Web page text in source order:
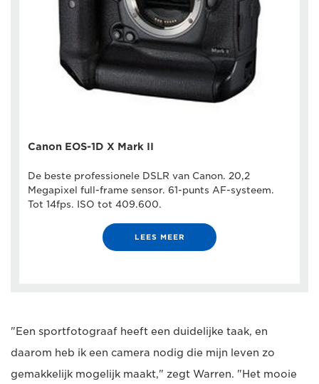
Canon EOS-1D X Mark II
De beste professionele DSLR van Canon. 20,2
Megapixel full-frame sensor. 61-punts AF-systeem.
Tot 14fps. ISO tot 409.600.
LEES MEER
"Een sportfotograaf heeft een duidelijke taak, en
daarom heb ik een camera nodig die mijn leven zo
gemakkelijk mogelijk maakt," zegt Warren. "Het mooie